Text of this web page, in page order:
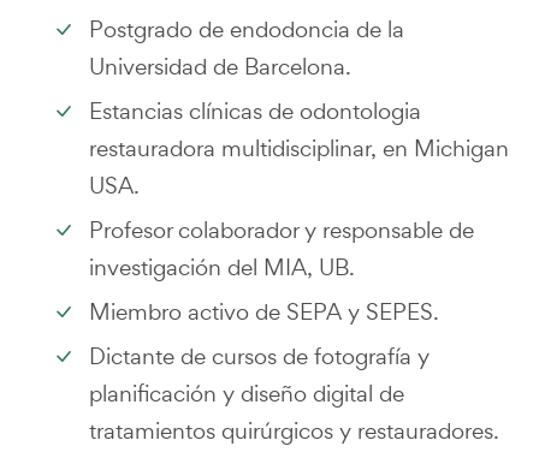
Postgrado de endodoncia de la
Universidad de Barcelona.
Estancias clínicas de odontologia
restauradora multidisciplinar, en Michigan
USA.
Profesor colaborador y responsable de
investigación del MIA, UB.
Miembro activo de SEPA y SEPES.
Dictante de cursos de fotografía y
planificación y diseño digital de
tratamientos quirúrgicos y restauradores.